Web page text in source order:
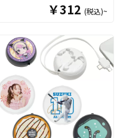
でオリジナルのデザインを
として以外にも、小物ケ
ースなどにも活用できるの
も嬉しいポイント。販売に
必要な資材も取り揃えてお
りますので、お客様にはデ
ザインをご入稿いただくだ
けでオリジナルグッズ
て販売していただくことが
できます。お気軽にご相談
リップを、お客様のオリジ
てOEM製作いたします。ア
クリルダイカットに対応可
能しており、デザインや用
途に合わせてオリジナルの
形状にすることができま
す。 グリップ本体は、使用
者の指のサイズに合わせて
伸縮幅を調整でき、また、
￥312 (税込)~